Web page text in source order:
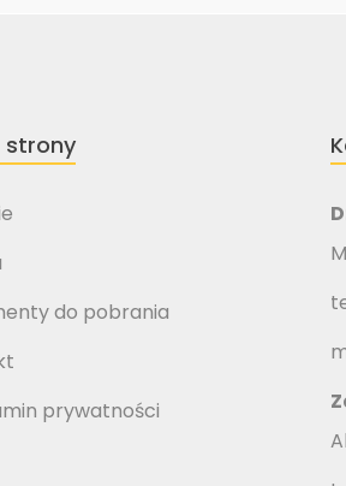
strony
do pobrania
prywatności